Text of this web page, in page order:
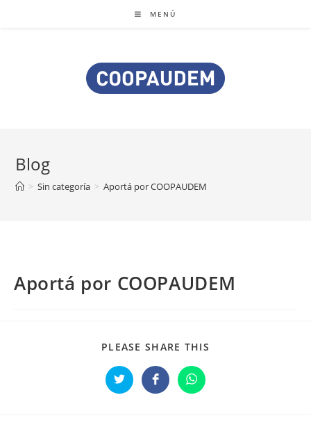
MENÚ
Blog
> Sin categoría > Aportá por COOPAUDEM
Aportá por COOPAUDEM
PLEASE SHARE THIS